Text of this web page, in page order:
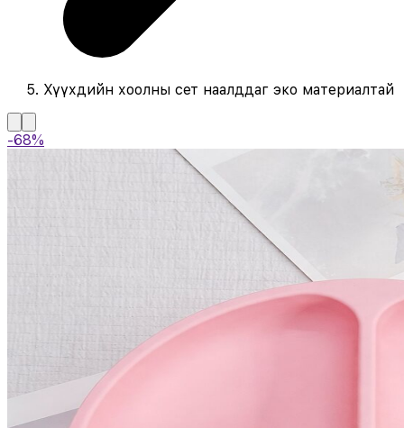
Хүүхдийн хоолны сет наалддаг эко материалтай
-68%